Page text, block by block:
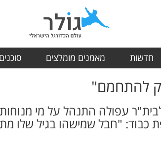
חדשות מאמנים מומלצים
להתחמם"
עפולה התנהל על מי
כבוד: "חבל שמישהו בגיל שלו